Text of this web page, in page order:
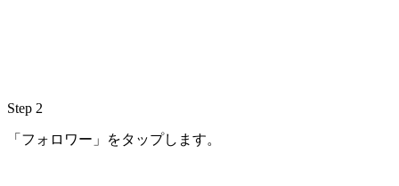
Step 2
「フォロワー」をタップします。